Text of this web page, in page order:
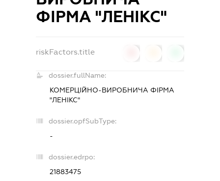
ФІРМА "ЛЕНІКС"
riskFactors.title
dossier.fullName:
КОМЕРЦІЙНО-ВИРОБНИЧА ФІРМА
"ЛЕНІКС"
dossier.opfSubType:
-
dossier.edrpo:
21883475